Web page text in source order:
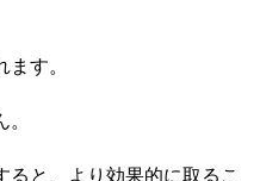
す。
と、より効果的に取るこ